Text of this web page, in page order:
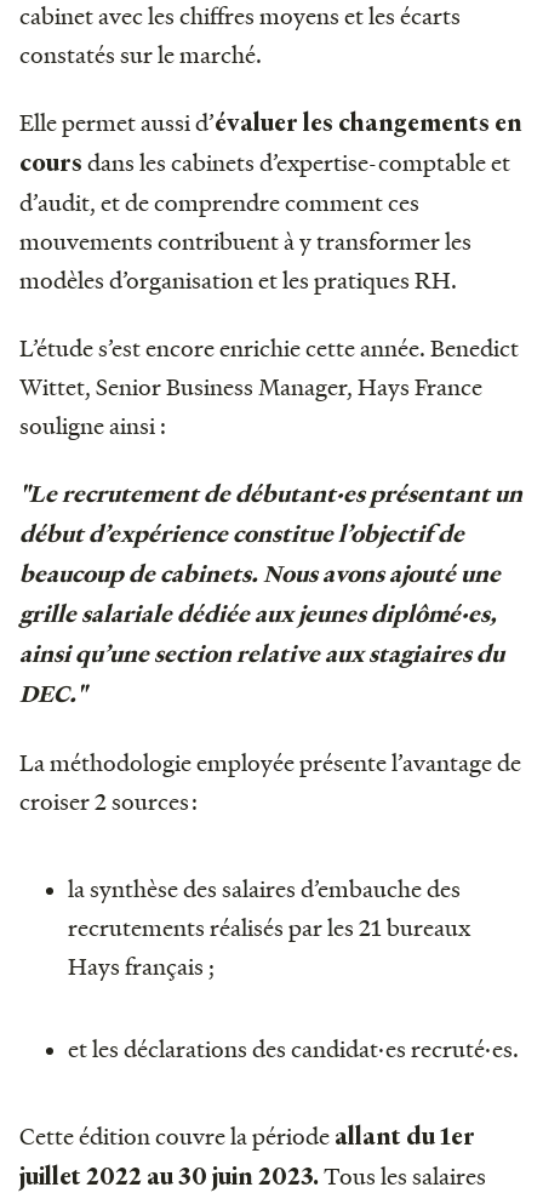
cabinet avec les chiffres moyens et les écarts
constatés sur le marché.
Elle permet aussi d’évaluer les changements en
cours dans les cabinets d’expertise-comptable et
d’audit, et de comprendre comment ces
mouvements contribuent à y transformer les
modèles d’organisation et les pratiques RH.
L’étude s’est encore enrichie cette année. Benedict
Wittet, Senior Business Manager, Hays France
souligne ainsi :
"Le recrutement de débutant·es présentant un
début d’expérience constitue l’objectif de
beaucoup de cabinets. Nous avons ajouté une
grille salariale dédiée aux jeunes diplômé·es,
ainsi qu’une section relative aux stagiaires du
DEC."
La méthodologie employée présente l’avantage de
croiser 2 sources :
la synthèse des salaires d’embauche des
recrutements réalisés par les 21 bureaux
Hays français ;
et les déclarations des candidat·es recruté·es.
Cette édition couvre la période allant du 1er
juillet 2022 au 30 juin 2023.Tous les salaires